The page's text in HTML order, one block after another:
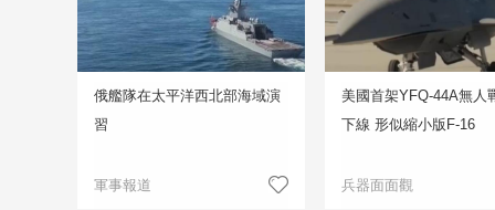
俄艦隊在太平洋西北部海域演
習
軍事報道
美國首架YFQ-44A無人
下線 形似縮小版F-16
兵器面面觀